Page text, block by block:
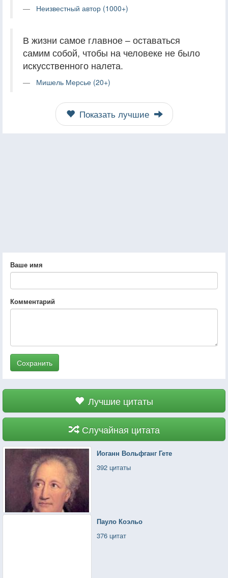
Неизвестный автор (1000+)
В жизни самое главное – оставаться
самим собой, чтобы на человеке не было
искусственного налета.
Мишель Мерсье (20+)
Показать лучшие
Ваше имя
Комментарий
Сохранить
Лучшие цитаты
Случайная цитата
Иоганн Вольфганг Гете
392 цитаты
Пауло Коэльо
376 цитат